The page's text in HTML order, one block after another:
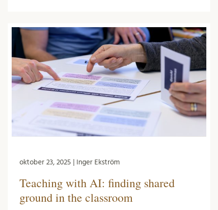
oktober 23, 2025 | Inger Ekström
Teaching with AI: finding shared
ground in the classroom